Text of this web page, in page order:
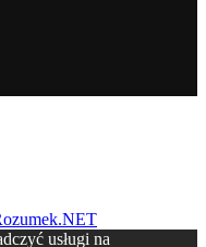
usługi na